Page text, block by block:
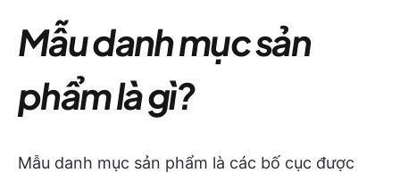
Mẫu danh mục sản
phẩm là gì?
Mẫu danh mục sản phẩm là các bố cục được